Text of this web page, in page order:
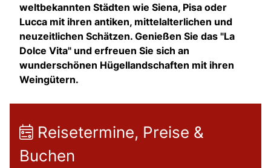
weltbekannten Städten wie Siena, Pisa oder
Lucca mit ihren antiken, mittelalterlichen und
neuzeitlichen Schätzen. Genießen Sie das "La
Dolce Vita" und erfreuen Sie sich an
wunderschönen Hügellandschaften mit ihren
Weingütern.
Reisetermine, Preise &
Buchen